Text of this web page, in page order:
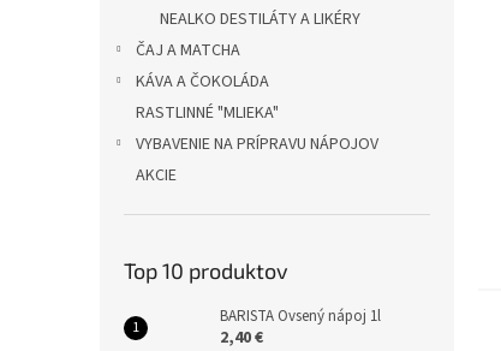
NEALKO DESTILÁTY A LIKÉRY
ČAJ A MATCHA
KÁVA A ČOKOLÁDA
RASTLINNÉ "MLIEKA"
VYBAVENIE NA PRÍPRAVU NÁPOJOV
AKCIE
Top 10 produktov
BARISTA Ovsený nápoj 1l
2,40 €